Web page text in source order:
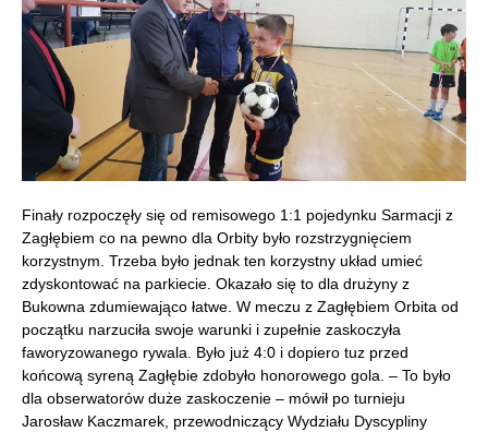
Finały rozpoczęły się od remisowego 1:1 pojedynku Sarmacji z
Zagłębiem co na pewno dla Orbity było rozstrzygnięciem
korzystnym. Trzeba było jednak ten korzystny układ umieć
zdyskontować na parkiecie. Okazało się to dla drużyny z
Bukowna zdumiewająco łatwe. W meczu z Zagłębiem Orbita od
początku narzuciła swoje warunki i zupełnie zaskoczyła
faworyzowanego rywala. Było już 4:0 i dopiero tuz przed
końcową syreną Zagłębie zdobyło honorowego gola. – To było
dla obserwatorów duże zaskoczenie – mówił po turnieju
Jarosław Kaczmarek, przewodniczący Wydziału Dyscypliny